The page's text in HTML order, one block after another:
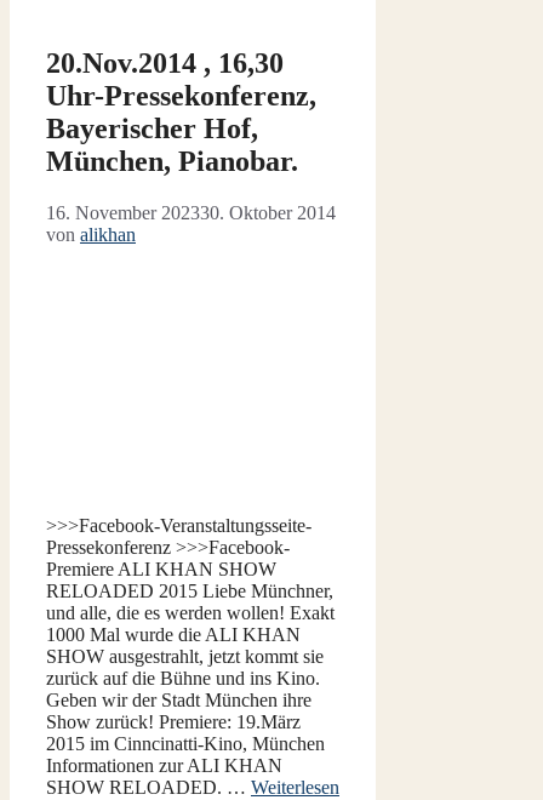
20.Nov.2014 , 16,30
Uhr-Pressekonferenz,
Bayerischer Hof,
München, Pianobar.
16. November 202330. Oktober 2014
von alikhan
>>>Facebook-Veranstaltungsseite-
Pressekonferenz >>>Facebook-
Premiere ALI KHAN SHOW
RELOADED 2015 Liebe Münchner,
und alle, die es werden wollen! Exakt
1000 Mal wurde die ALI KHAN
SHOW ausgestrahlt, jetzt kommt sie
zurück auf die Bühne und ins Kino.
Geben wir der Stadt München ihre
Show zurück! Premiere: 19.März
2015 im Cinncinatti-Kino, München
Informationen zur ALI KHAN
SHOW RELOADED. … Weiterlesen